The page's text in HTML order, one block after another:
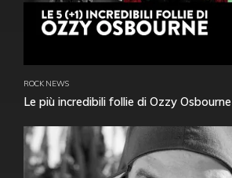
ROCK NEWS
Le più incredibili follie di Ozzy Osbourne